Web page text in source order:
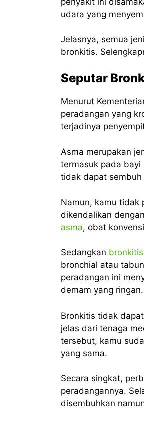
udara yang
Jelasnya, semua
bronkitis.
Seputar
Menurut
peradangan yang
terjadinya
Asma merupakan
termasuk pada bayi
tidak dapat
Namun, kamu tidak
dikendalikan
asma, obat
Sedangkan bronkitis
bronchial atau
peradangan ini
demam yang ringan.
Bronkitis tidak
jelas dari tenaga
tersebut, kamu
yang sama.
Secara singkat,
peradangannya.
disembuhkan